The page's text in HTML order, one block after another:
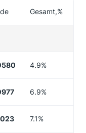
Gesamt,%
4.9%
6.9%
7.1%